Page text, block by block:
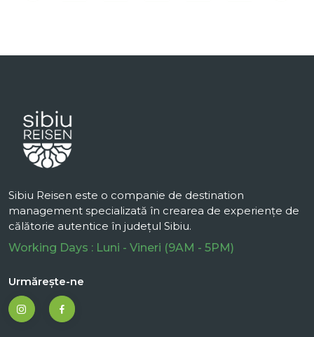
Sibiu Reisen este o companie de destination
management specializată în crearea de experiențe de
călătorie autentice în județul Sibiu.
Working Days : Luni - Vineri (9AM - 5PM)
Urmărește-ne